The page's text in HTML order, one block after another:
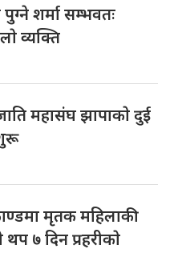
शर्मा सम्भवतः
व्यक्ति
महासंघ झापाकाे दुई
मृतक महिलाकी
थप ७ दिन प्रहरीकाे